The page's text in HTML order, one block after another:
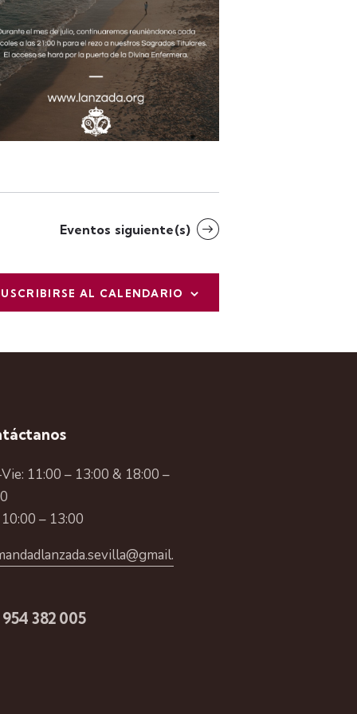
Eventos siguiente(s)
AL CALENDARIO
11:00 – 13:00 & 18:00 –
– 13:00
382 005